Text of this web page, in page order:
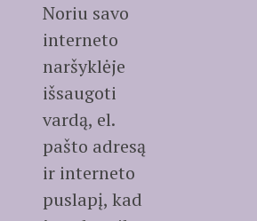
Noriu savo
interneto
naršyklėje
išsaugoti
vardą, el.
pašto adresą
ir interneto
puslapį, kad